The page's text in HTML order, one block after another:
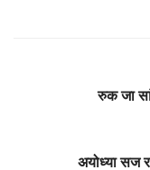
रुक जा
अयोध्या सज